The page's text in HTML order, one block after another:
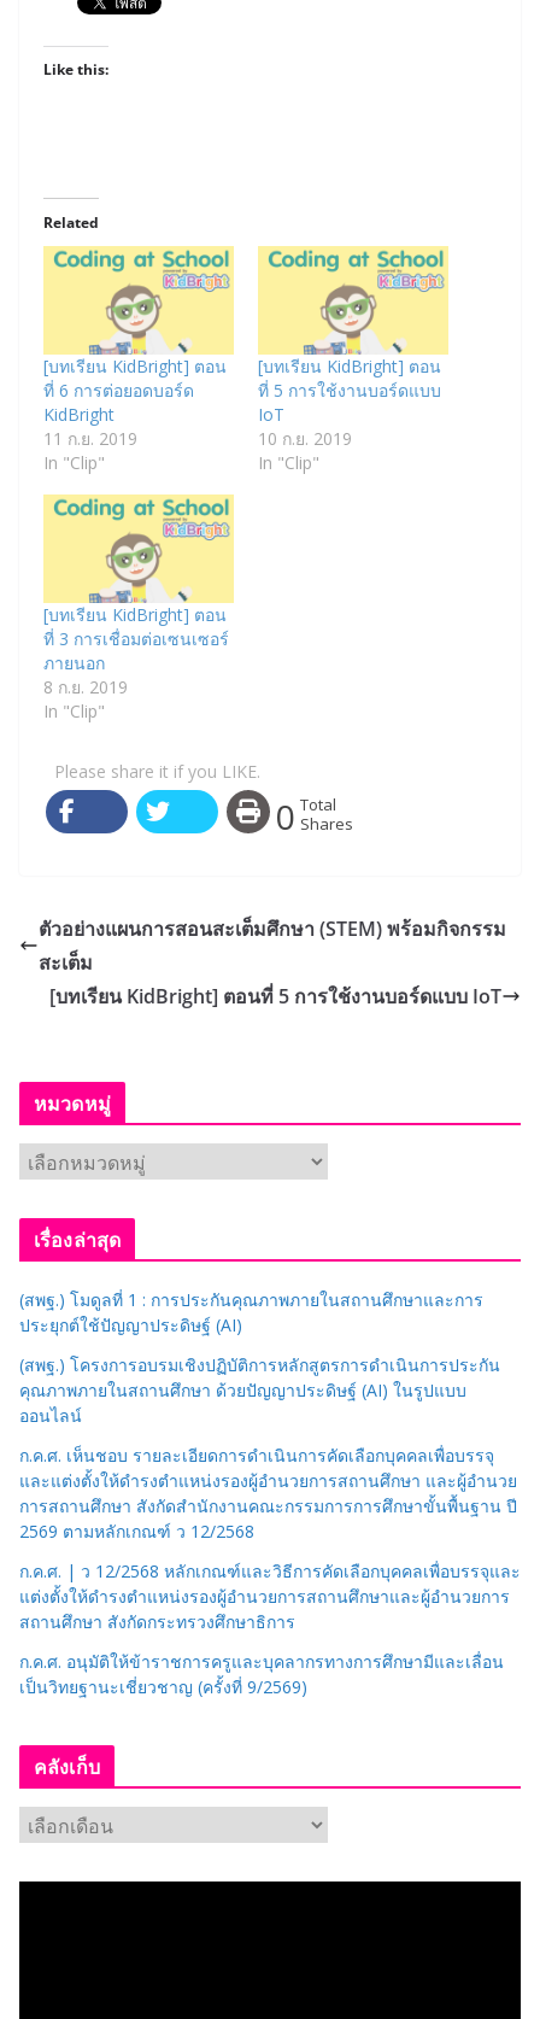
Like this:
Related
[บทเรียน KidBright] ตอน
ที่ 6 การต่อยอดบอร์ด
KidBright
11 ก.ย. 2019
In "Clip"
[บทเรียน KidBright] ตอน
ที่ 5 การใช้งานบอร์ดแบบ
IoT
10 ก.ย. 2019
In "Clip"
[บทเรียน KidBright] ตอน
ที่ 3 การเชื่อมต่อเซนเซอร์
ภายนอก
8 ก.ย. 2019
In "Clip"
Please share it if you LIKE.
0 Total
Shares
ตัวอย่างแผนการสอนสะเต็มศึกษา (STEM) พร้อมกิจกรรม
สะเต็ม
[บทเรียน KidBright] ตอนที่ 5 การใช้งานบอร์ดแบบ IoT
หมวดหมู่
ว
มู่
เรื่องล่าสุด
(สพฐ.) โมดูลที่ 1 : การประกันคุณภาพภายในสถานศึกษาและการ
ประยุกต์ใช้ปัญญาประดิษฐ์ (AI)
(สพฐ.) โครงการอบรมเชิงปฏิบัติการหลักสูตรการดำเนินการประกัน
คุณภาพภายในสถานศึกษา ด้วยปัญญาประดิษฐ์ (AI) ในรูปแบบ
ออนไลน์
ก.ค.ศ. เห็นชอบ รายละเอียดการดำเนินการคัดเลือกบุคคลเพื่อบรรจุ
และแต่งตั้งให้ดำรงตำแหน่งรองผู้อำนวยการสถานศึกษา และผู้อำนวย
การสถานศึกษา สังกัดสำนักงานคณะกรรมการการศึกษาขั้นพื้นฐาน ปี
2569 ตามหลักเกณฑ์ ว 12/2568
ก.ค.ศ. | ว 12/2568 หลักเกณฑ์และวิธีการคัดเลือกบุคคลเพื่อบรรจุและ
แต่งตั้งให้ดำรงตำแหน่งรองผู้อำนวยการสถานศึกษาและผู้อำนวยการ
สถานศึกษา สังกัดกระทรวงศึกษาธิการ
ก.ค.ศ. อนุมัติให้ข้าราชการครูและบุคลากรทางการศึกษามีและเลื่อน
เป็นวิทยฐานะเชี่ยวชาญ (ครั้งที่ 9/2569)
คลังเก็บ
ง